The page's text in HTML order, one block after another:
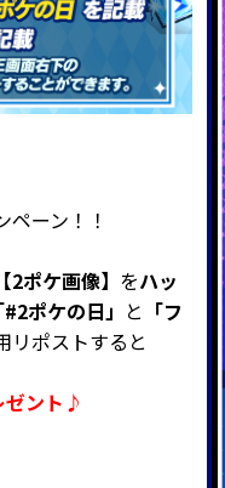
ーン！！
【2ポケ画像】 をハッ
ポケの日」 と 「フ
リポストすると
ゼント♪